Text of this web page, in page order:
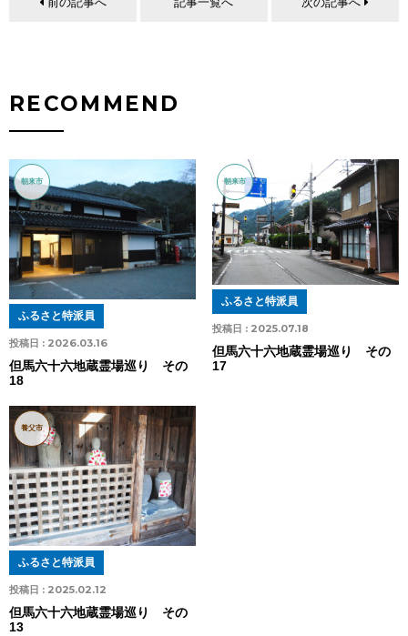
RECOMMEND
朝来市
投稿日 : 2026.03.16
ふるさと特派員
但馬六十六地蔵霊場巡り その
18
朝来市
投稿日 : 2025.07.18
ふるさと特派員
但馬六十六地蔵霊場巡り その
17
養父市
投稿日 : 2025.02.12
ふるさと特派員
但馬六十六地蔵霊場巡り その
13